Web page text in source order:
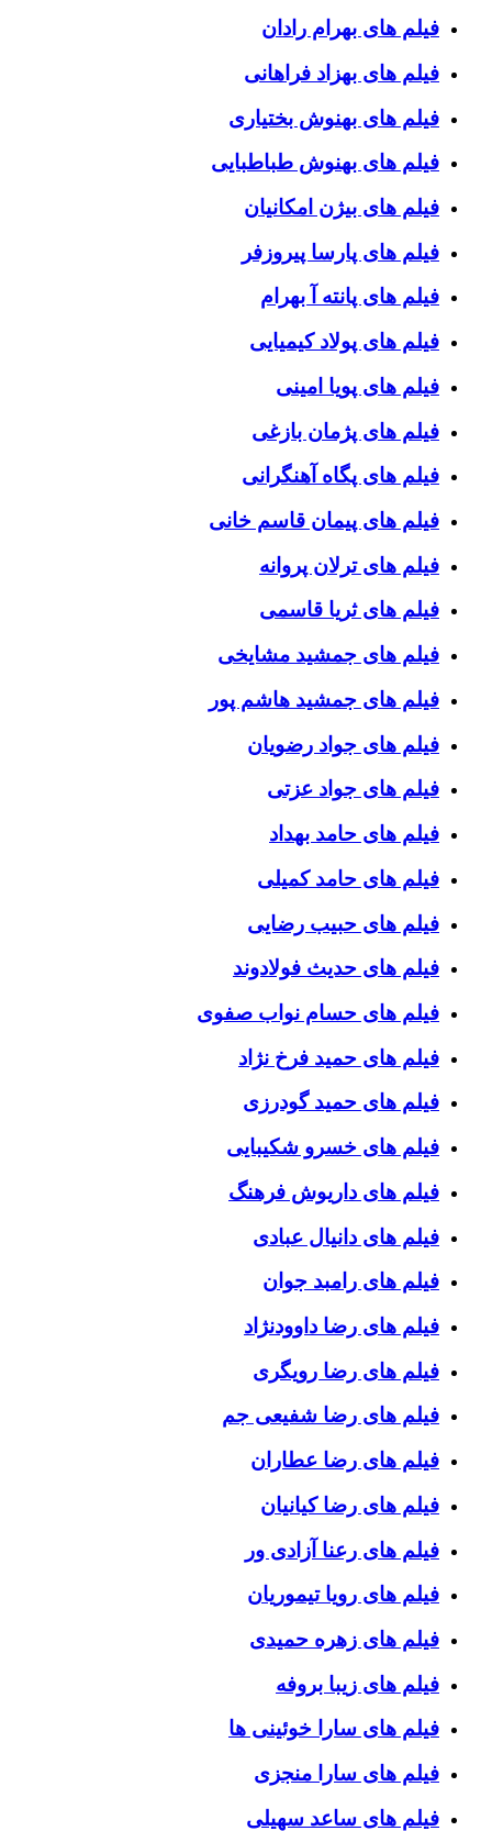
فیلم های بهرام رادان
فیلم های بهزاد فراهانی
فیلم های بهنوش بختیاری
فیلم های بهنوش طباطبایی
فیلم های بیژن امکانیان
فیلم های پارسا پیروزفر
فیلم های پانته آ بهرام
فیلم های پولاد کیمیایی
فیلم های پویا امینی
فیلم های پژمان بازغی
فیلم های پگاه آهنگرانی
فیلم های پیمان قاسم خانی
فیلم های ترلان پروانه
فیلم های ثریا قاسمی
فیلم های جمشید مشایخی
فیلم های جمشید هاشم پور
فیلم های جواد رضویان
فیلم های جواد عزتی
فیلم های حامد بهداد
فیلم های حامد کمیلی
فیلم های حبیب رضایی
فیلم های حدیث فولادوند
فیلم های حسام نواب صفوی
فیلم های حمید فرخ نژاد
فیلم های حمید گودرزی
فیلم های خسرو شکیبایی
فیلم های داریوش فرهنگ
فیلم های دانیال عبادی
فیلم های رامبد جوان
فیلم های رضا داوودنژاد
فیلم های رضا رویگری
فیلم های رضا شفیعی جم
فیلم های رضا عطاران
فیلم های رضا کیانیان
فیلم های رعنا آزادی ور
فیلم های رویا تیموریان
فیلم های زهره حمیدی
فیلم های زیبا بروفه
فیلم های سارا خوئینی ها
فیلم های سارا منجزی
فیلم های ساعد سهیلی